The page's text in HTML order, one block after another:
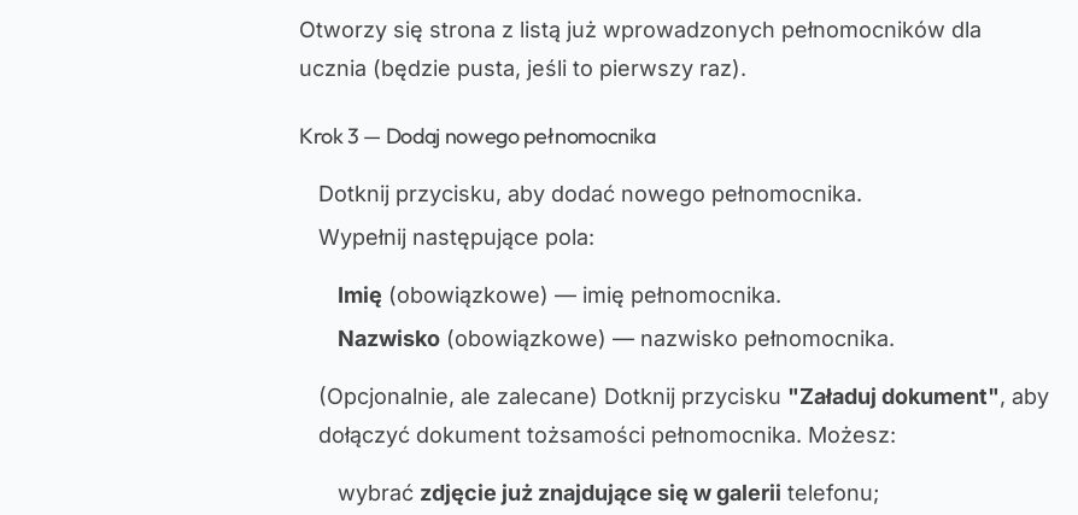
Otworzy się strona z listą już wprowadzonych pełnomocników dla
ucznia (będzie pusta, jeśli to pierwszy raz).
Krok 3 — Dodaj nowego pełnomocnika
Dotknij przycisku, aby dodać nowego pełnomocnika.
Wypełnij następujące pola:
Imię (obowiązkowe) — imię pełnomocnika.
Nazwisko (obowiązkowe) — nazwisko pełnomocnika.
(Opcjonalnie, ale zalecane) Dotknij przycisku "Załaduj dokument", aby
dołączyć dokument tożsamości pełnomocnika. Możesz:
wybrać zdjęcie już znajdujące się w galerii telefonu;